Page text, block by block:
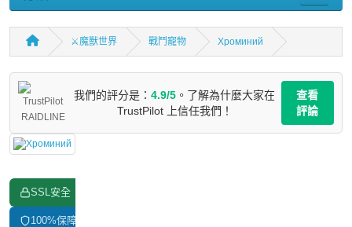
⚔️魔獸世界 戰鬥寵物 Хроминий
我們的評分是：4.9/5 。了解為什麼大家在
TrustPilot 上信任我們！
查看
評論
SSL安全
100%保障